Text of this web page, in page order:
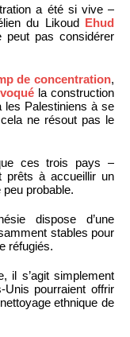
a été si vive –
du Likoud Ehud
peut pas considérer
de concentration,
la construction
les Palestiniens à se
ne résout pas le
ces trois pays –
prêts à accueillir un
probable.
dispose d’une
stables pour
réfugiés.
il s’agit simplement
Unis pourraient offrir
ethnique de